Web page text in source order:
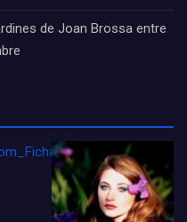
de Joan Brossa entre